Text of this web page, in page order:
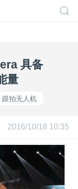
具备
量
跟拍无人机
2016/10/18 10:35